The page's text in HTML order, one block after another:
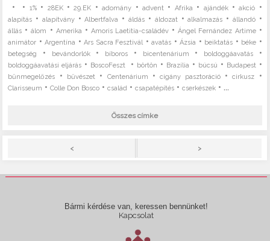
• • 1%• 28EK•29.EK •adomány •advent • Afrika • ajándék•akció •
alapítás • alapítvány•Albertfalva •áldás • áldozat •alkalmazás • állandó•
állás •álom • Amerika • Amoris Laetitia-családév •Ángel Fernández Artime•
animátor •Argentína •Ars Sacra Fesztivál •avatás •Ázsia • beiktatás • béke •
betegség • bevándorlók• bíboros • bicentenárium • boldoggáavatás•
boldoggáavatási eljárás • BoscoFeszt • börtön • Brazília • búcsú • Budapest •
bűnmegelőzés • bűvészet • Centenárium •cigány pasztoráció•cirkusz •
Clarisseum •Colle Don Bosco •család •csapatépítés •cserkészek • ...
Összes címke
< >
Bármi kérdése van, keressen bennünket!
Kapcsolat